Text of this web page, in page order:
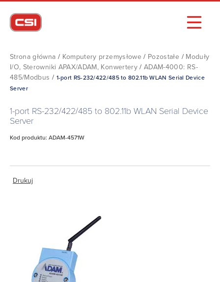
Strona główna / Komputery przemysłowe / Pozostałe / Moduły
I/O, Sterowniki APAX/ADAM, Konwertery/ADAM-4000: RS-
485/Modbus / 1-port RS-232/422/485 to 802.11b WLAN Serial Device
Server
1-port RS-232/422/485 to 802.11b WLAN Serial Device
Server
Kod produktu: ADAM-4571W
Drukuj